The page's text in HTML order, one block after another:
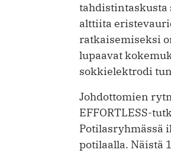
alttiita
ratkaisemiseksi
lupaavat
sokkielektrodi
Johdottomien
EFFORTLESS-
Potilasryhmässä
potilaalla. Näistä